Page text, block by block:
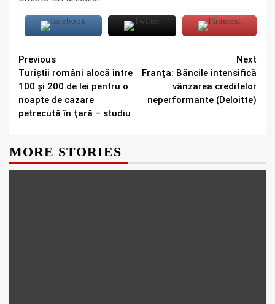
Continue
Reading
Previous
Turiştii români alocă între
100 şi 200 de lei pentru o
noapte de cazare
petrecută în ţară – studiu
Next
Franţa: Băncile intensifică
vânzarea creditelor
neperformante (Deloitte)
MORE STORIES